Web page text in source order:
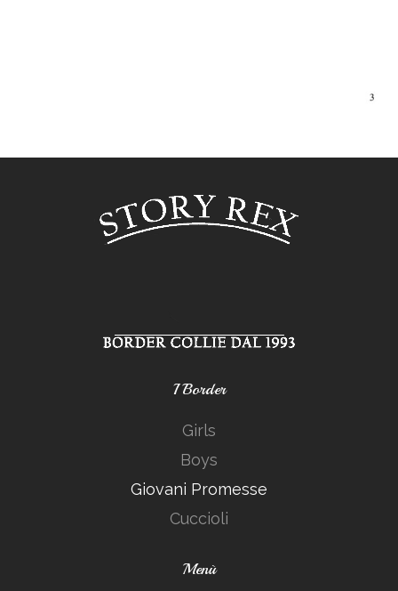
I Border
Girls
Boys
Giovani Promesse
Cuccioli
Menù